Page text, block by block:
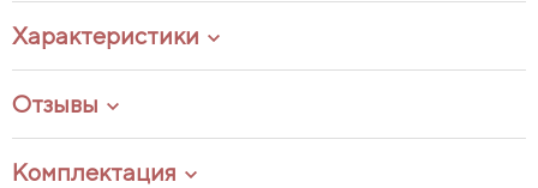
Характеристики
Отзывы
Комплектация